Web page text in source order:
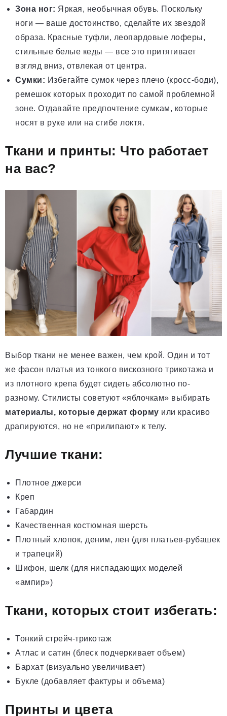
Зона ног: Яркая, необычная обувь. Поскольку
ноги — ваше достоинство, сделайте их звездой
образа. Красные туфли, леопардовые лоферы,
стильные белые кеды — все это притягивает
взгляд вниз, отвлекая от центра.
Сумки: Избегайте сумок через плечо (кросс-боди),
ремешок которых проходит по самой проблемной
зоне. Отдавайте предпочтение сумкам, которые
носят в руке или на сгибе локтя.
Ткани и принты: Что работает
на вас?
Выбор ткани не менее важен, чем крой. Один и тот
же фасон платья из тонкого вискозного трикотажа и
из плотного крепа будет сидеть абсолютно по-
разному. Стилисты советуют «яблочкам» выбирать
материалы, которые держат форму или красиво
драпируются, но не «прилипают» к телу.
Лучшие ткани:
Плотное джерси
Креп
Габардин
Качественная костюмная шерсть
Плотный хлопок, деним, лен (для платьев-рубашек
и трапеций)
Шифон, шелк (для ниспадающих моделей
«ампир»)
Ткани, которых стоит избегать:
Тонкий стрейч-трикотаж
Атлас и сатин (блеск подчеркивает объем)
Бархат (визуально увеличивает)
Букле (добавляет фактуры и объема)
Принты и цвета